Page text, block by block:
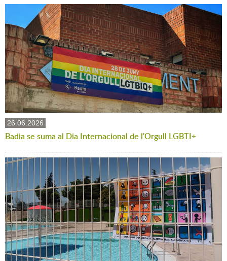
26.06.2026
Badia se suma al Dia Internacional de l'Orgull LGBTI+